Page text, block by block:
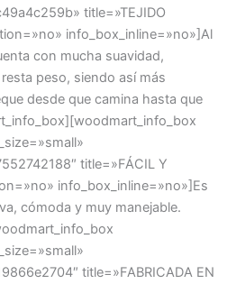
title=»TEJIDO
info_box_inline=»no»]Al
con mucha suavidad,
peso, siendo así más
desde que camina hasta que
title=»FÁCIL Y
info_box_inline=»no»]Es
cómoda y muy manejable.
title=»FABRICADA EN